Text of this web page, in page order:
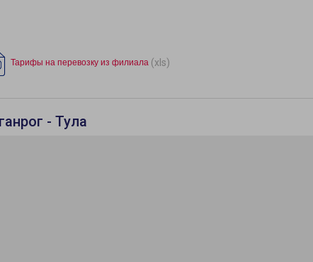
Тарифы на перевозку из филиала (xls)
- Тула